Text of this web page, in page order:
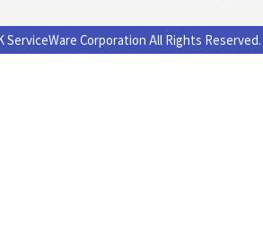
ServiceWare Corporation All Rights Reserved.